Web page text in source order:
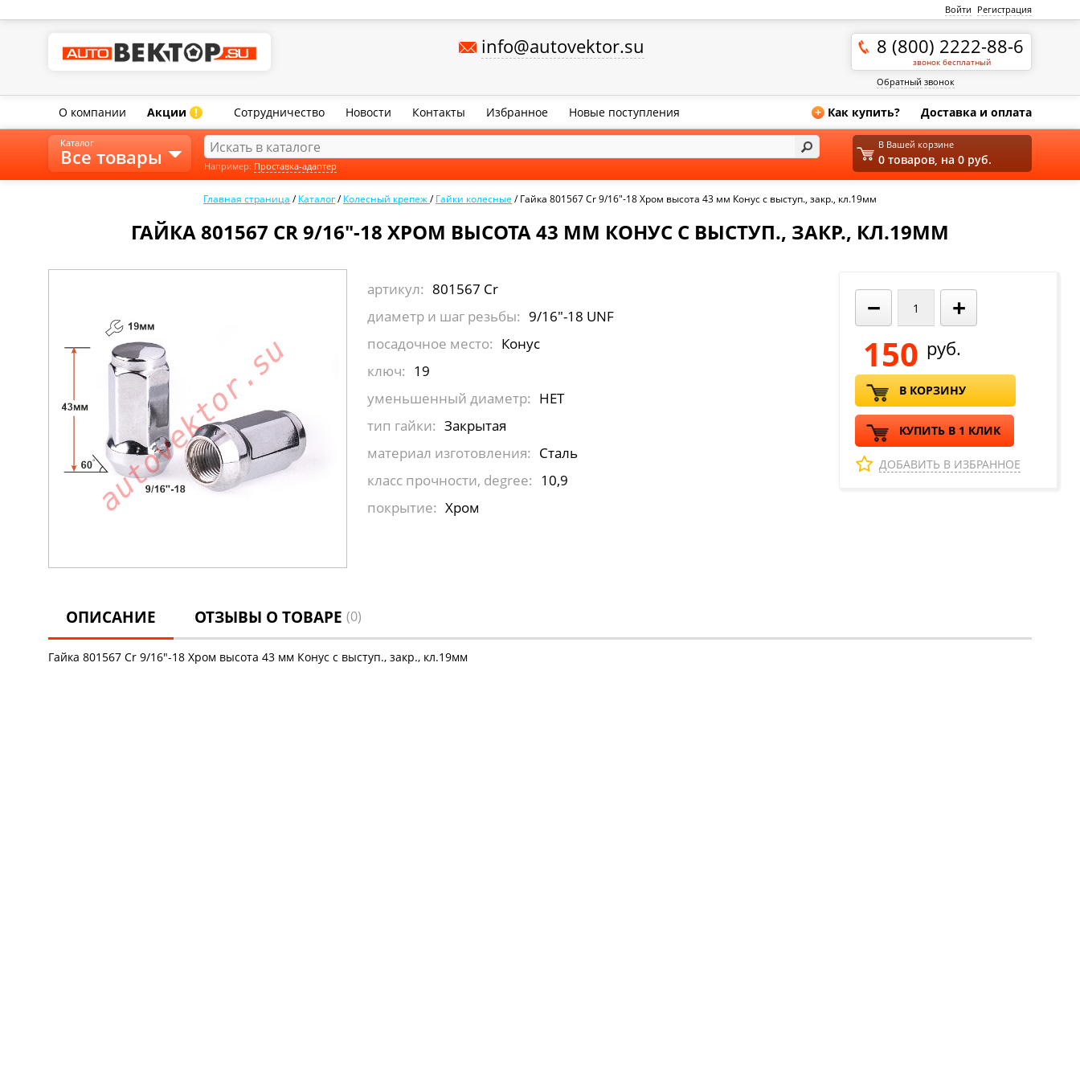
Войти Регистрация
info@autovektor.su 8 (800) 2222-88-6
звонок бесплатный
Обратный звонок
О компании Акции ! Сотрудничество Новости Контакты Избранное Новые поступления + Как купить? Доставка и оплата
Главная страница /Каталог/Колесный крепеж/Гайки колесные /Гайка 801567 Cr 9/16"-18 Хром высота 43 мм Конус с выступ., закр., кл.19мм
ГАЙКА 801567 CR 9/16"-18 ХРОМ ВЫСОТА 43 ММ КОНУС С ВЫСТУП., ЗАКР., КЛ.19ММ
артикул: 801567 Cr
диаметр и шаг резьбы: 9/16"-18 UNF
посадочное место: Конус
ключ: 19
уменьшенный диаметр: НЕТ
тип гайки: Закрытая
материал изготовления: Сталь
класс прочности, degree: 10,9
покрытие: Хром
− +
150 руб.
В КОРЗИНУ
КУПИТЬ В 1 КЛИК
ДОБАВИТЬ В ИЗБРАННОЕ
ОПИСАНИЕ ОТЗЫВЫ О ТОВАРЕ (0)
Гайка 801567 Cr 9/16"-18 Хром высота 43 мм Конус с выступ., закр., кл.19мм
Каталог
Все товары
В Вашей корзине
0 товаров, на 0 руб.
Например: Проставка-адаптер